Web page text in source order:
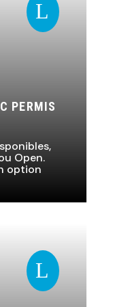
L
PERMIS
Open.
option
L